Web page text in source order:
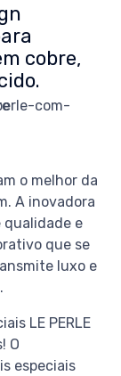
cobre,
o melhor da
A inovadora
qualidade e
que se
luxo e
LE PERLE
O
especiais